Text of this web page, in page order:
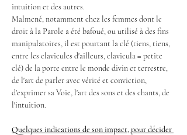
intuition et des autres.
Malmené, notamment chez les femmes dont le
droit à la Parole a été bafoué, ou utilisé à des fins
manipulatoires, il est pourtant la clé (tiens, tiens,
entre les clavicules d'ailleurs, clavicula = petite
clé) de la porte entre le monde divin et terrestre,
de l'art de parler avec vérité et conviction,
d'exprimer sa Voie, l'art des sons et des chants, de
l'intuition.
Quelques indications de son impact, pour décider